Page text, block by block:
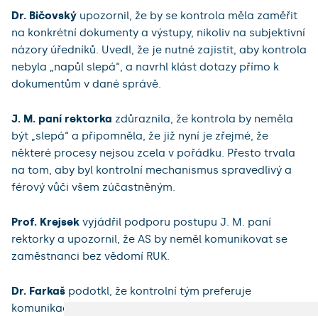
Dr. Bičovský upozornil, že by se kontrola měla zaměřit
na konkrétní dokumenty a výstupy, nikoliv na subjektivní
názory úředníků. Uvedl, že je nutné zajistit, aby kontrola
nebyla „napůl slepá“, a navrhl klást dotazy přímo k
dokumentům v dané správě.
J. M. paní rektorka zdůraznila, že kontrola by neměla
být „slepá“ a připomněla, že již nyní je zřejmé, že
některé procesy nejsou zcela v pořádku. Přesto trvala
na tom, aby byl kontrolní mechanismus spravedlivý a
férový vůči všem zúčastněným.
Prof. Krejsek vyjádřil podporu postupu J. M. paní
rektorky a upozornil, že AS by neměl komunikovat se
zaměstnanci bez vědomí RUK.
Dr. Farkaš podotkl, že kontrolní tým preferuje
komunikaci s vedoucími odborů namísto s panem